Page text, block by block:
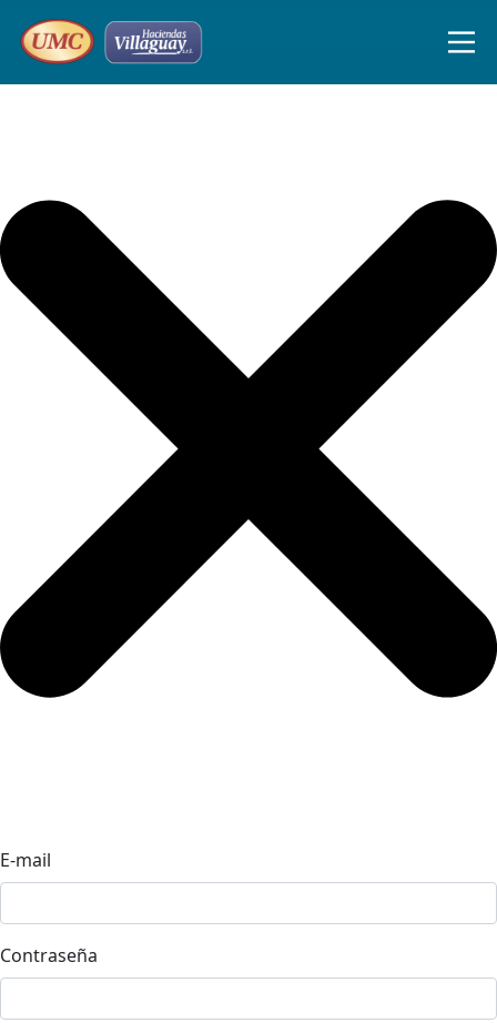
Iniciar sesión
E-mail
Contraseña